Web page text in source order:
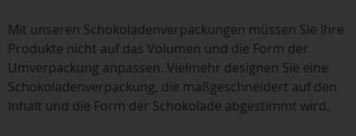
Mit unseren Schokoladenverpackungen müssen Sie Ihre
Produkte nicht auf das Volumen und die Form der
Umverpackung anpassen. Vielmehr designen Sie eine
Schokoladenverpackung, die maßgeschneidert auf den
Inhalt und die Form der Schokolade abgestimmt wird.